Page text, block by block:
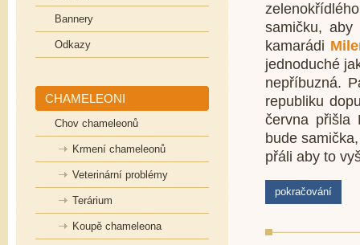
Bannery
Odkazy
CHAMELEONI
Chov chameleonů
Krmení chameleonů
Veterinární problémy
Terárium
Koupě chameleona
samičku, aby
kamarádi
jednoduché
nepříbuzná.
republiku
června přišla
bude
přáli aby to
pokračování